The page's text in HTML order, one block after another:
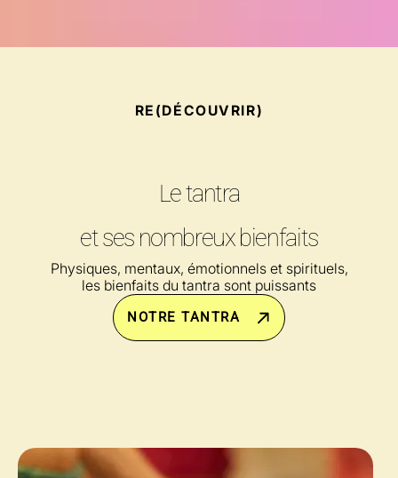
RE(DÉCOUVRIR)
Le tantra
et ses nombreux bienfaits
Physiques, mentaux, émotionnels et spirituels,
les bienfaits du tantra sont puissants
NOTRE TANTRA